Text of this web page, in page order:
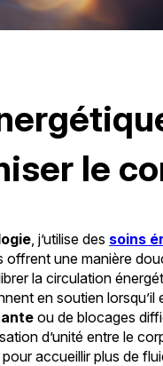
le
, j’utilise des soins
offrent une manière
la circulation
en soutien
ou de blocages
d’unité entre le
accueillir plus de